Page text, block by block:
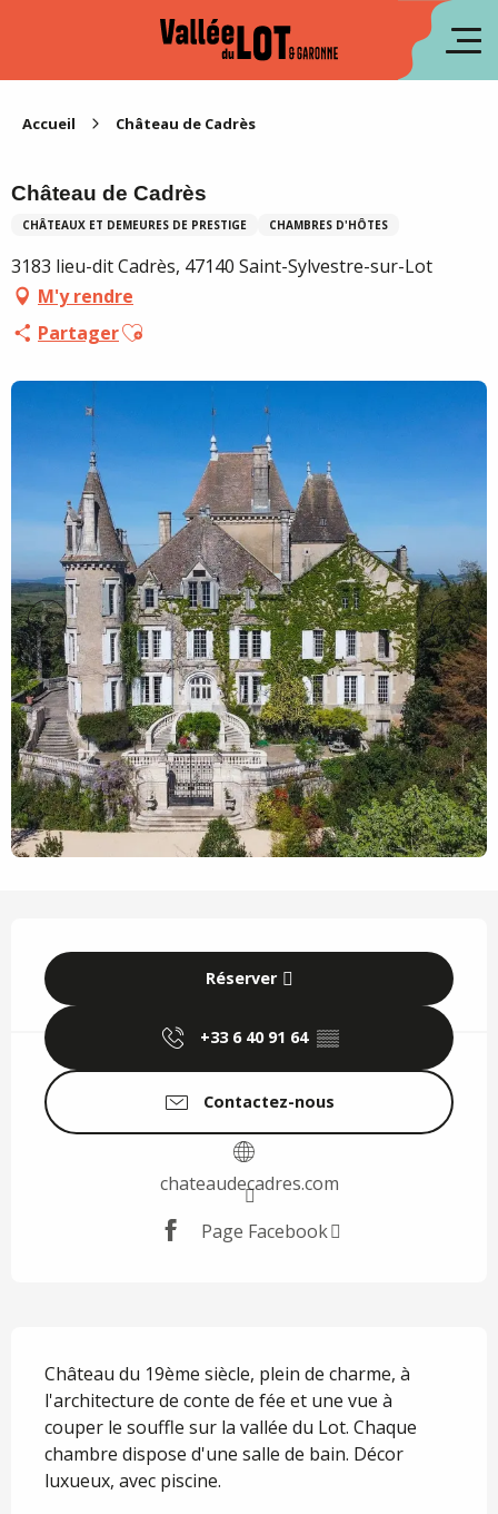
Accueil Château de Cadrès
Château de Cadrès
CHÂTEAUX ET DEMEURES DE PRESTIGE CHAMBRES D'HÔTES
3183 lieu-dit Cadrès, 47140 Saint-Sylvestre-sur-Lot
M'y rendre
PartagerAjouter aux favoris
Réserver
+33 6 40 91 64 ▒▒
Contactez-nous
chateaudecadres.com
Page Facebook
Château du 19ème siècle, plein de charme, à
l'architecture de conte de fée et une vue à
couper le souffle sur la vallée du Lot. Chaque
chambre dispose d'une salle de bain. Décor
luxueux, avec piscine.